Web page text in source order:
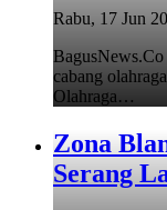
Rabu, 17 Jun
BagusNews.Co
cabang
Olahraga…
Zona
Serang